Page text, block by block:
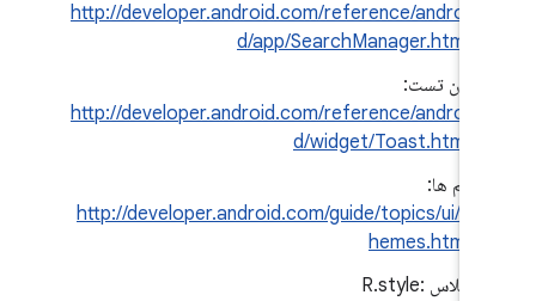
http://developer.android.com/reference/androi
d/app/SearchManager.html
نان تست:
http://developer.android.com/reference/androi
d/widget/Toast.html
http://developer.android.com/guide/topics/ui/t
hemes.html